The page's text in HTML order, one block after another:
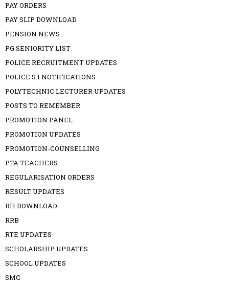
PAY ORDERS
PAY SLIP DOWNLOAD
PENSION NEWS
PG SENIORITY LIST
POLICE RECRUITMENT UPDATES
POLICE S.I NOTIFICATIONS
POLYTECHNIC LECTURER UPDATES
POSTS TO REMEMBER
PROMOTION PANEL
PROMOTION UPDATES
PROMOTION-COUNSELLING
PTA TEACHERS
REGULARISATION ORDERS
RESULT UPDATES
RH DOWNLOAD
RRB
RTE UPDATES
SCHOLARSHIP UPDATES
SCHOOL UPDATES
SMC